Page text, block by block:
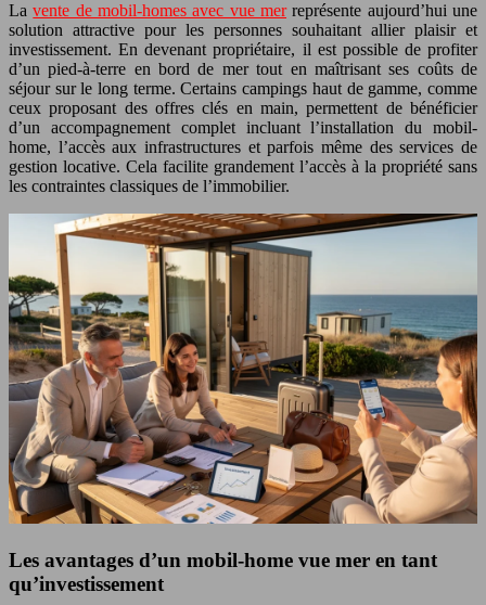
Lavente de mobil-homes avec vue merreprésente aujourd’hui une
solution attractive pour les personnes souhaitant allier plaisir et
investissement. En devenant propriétaire, il est possible de profiter
d’un pied-à-terre en bord de mer tout en maîtrisant ses coûts de
séjour sur le long terme. Certains campings haut de gamme, comme
ceux proposant des offres clés en main, permettent de bénéficier
d’un accompagnement complet incluant l’installation du mobil-
home, l’accès aux infrastructures et parfois même des services de
gestion locative. Cela facilite grandement l’accès à la propriété sans
les contraintes classiques de l’immobilier.
Les avantages d’un mobil-home vue mer en tant
qu’investissement